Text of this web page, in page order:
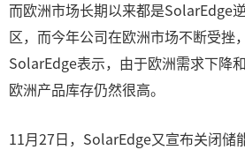
而欧洲市场长期以来都是SolarEdge
区，而今年公司在欧洲市场不断受挫
SolarEdge表示，由于欧洲需求下降
欧洲产品库存仍然很高。
11月27日，SolarEdge又宣布关闭储